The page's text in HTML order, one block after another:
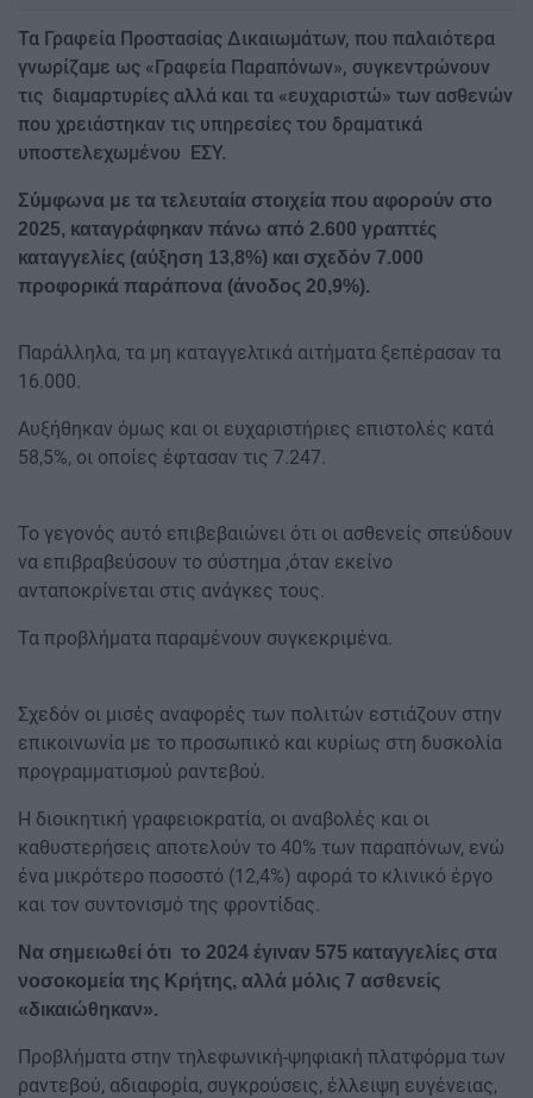
Τα Γραφεία Προστασίας Δικαιωμάτων, που παλαιότερα
γνωρίζαμε ως «Γραφεία Παραπόνων», συγκεντρώνουν
τις διαμαρτυρίες αλλά και τα «ευχαριστώ» των ασθενών
που χρειάστηκαν τις υπηρεσίες του δραματικά
υποστελεχωμένου ΕΣΥ.
Σύμφωνα με τα τελευταία στοιχεία που αφορούν στο
2025, καταγράφηκαν πάνω από 2.600 γραπτές
καταγγελίες (αύξηση 13,8%) και σχεδόν 7.000
προφορικά παράπονα (άνοδος 20,9%).
Παράλληλα, τα μη καταγγελτικά αιτήματα ξεπέρασαν τα
16.000.
Αυξήθηκαν όμως και οι ευχαριστήριες επιστολές κατά
58,5%, οι οποίες έφτασαν τις 7.247.
Το γεγονός αυτό επιβεβαιώνει ότι οι ασθενείς σπεύδουν
να επιβραβεύσουν το σύστημα ,όταν εκείνο
ανταποκρίνεται στις ανάγκες τους.
Τα προβλήματα παραμένουν συγκεκριμένα.
Σχεδόν οι μισές αναφορές των πολιτών εστιάζουν στην
επικοινωνία με το προσωπικό και κυρίως στη δυσκολία
προγραμματισμού ραντεβού.
Η διοικητική γραφειοκρατία, οι αναβολές και οι
καθυστερήσεις αποτελούν το 40% των παραπόνων, ενώ
ένα μικρότερο ποσοστό (12,4%) αφορά το κλινικό έργο
και τον συντονισμό της φροντίδας.
Να σημειωθεί ότι το 2024 έγιναν 575 καταγγελίες στα
νοσοκομεία της Κρήτης, αλλά μόλις 7 ασθενείς
«δικαιώθηκαν».
Προβλήματα στην τηλεφωνική-ψηφιακή πλατφόρμα των
ραντεβού, αδιαφορία, συγκρούσεις, έλλειψη ευγένειας,